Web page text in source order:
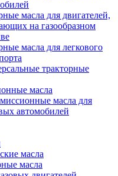
масла для двигателей,
на газообразном
масла для легкового
тракторные
масла
масла для
автомобилей
масла
масла